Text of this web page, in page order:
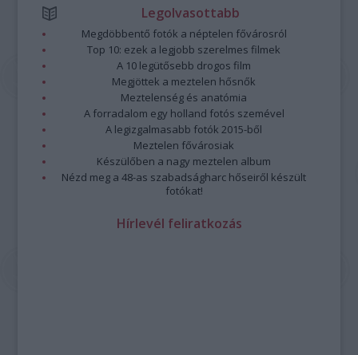
Legolvasottabb
Megdöbbentő fotók a néptelen fővárosról
Top 10: ezek a legjobb szerelmes filmek
A 10 legütősebb drogos film
Megjöttek a meztelen hősnők
Meztelenség és anatómia
A forradalom egy holland fotós szemével
A legizgalmasabb fotók 2015-ből
Meztelen fővárosiak
Készülőben a nagy meztelen album
Nézd meg a 48-as szabadságharc hőseiről készült
fotókat!
Hírlevél feliratkozás